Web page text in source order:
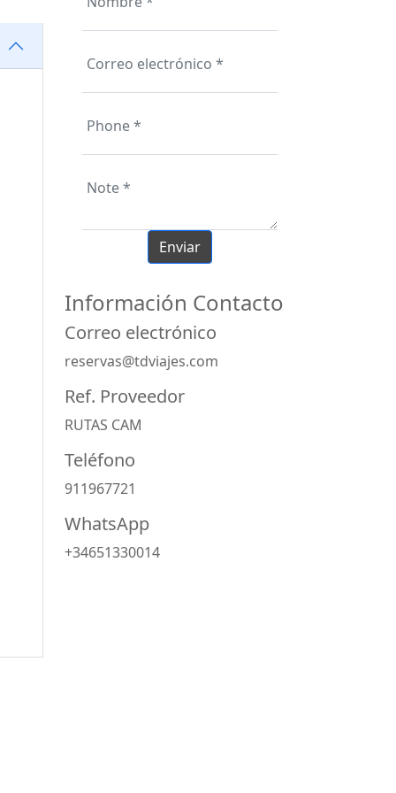
Información Contacto
Correo electrónico
reservas@tdviajes.com
Ref. Proveedor
RUTAS CAM
Teléfono
911967721
WhatsApp
+34651330014